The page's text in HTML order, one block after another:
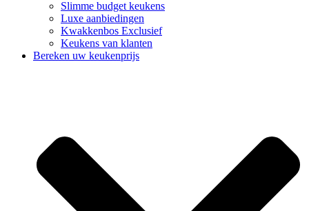
Slimme budget keukens
Luxe aanbiedingen
Kwakkenbos Exclusief
Keukens van klanten
Bereken uw keukenprijs